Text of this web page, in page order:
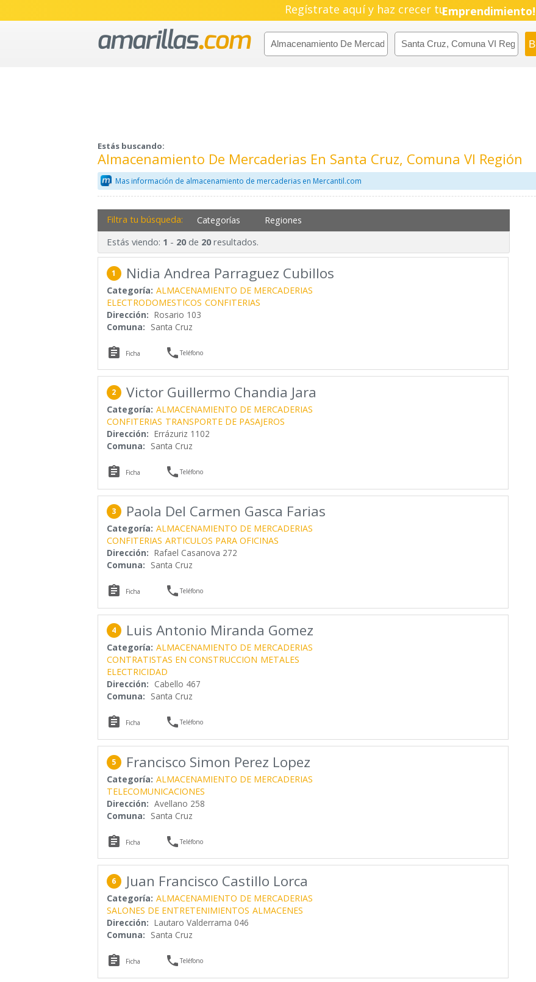
Regístrate aquí y haz crecer tuPyme!
Emprendimiento!
Estás buscando:
Almacenamiento De Mercaderias En Santa Cruz, Comuna VI Región
Mas información de almacenamiento de mercaderias en Mercantil.com
Filtra tu búsqueda: Categorías Regiones
Estás viendo: 1 - 20de 20resultados.
1 Nidia Andrea Parraguez Cubillos
Categoría: ALMACENAMIENTO DE MERCADERIAS
ELECTRODOMESTICOS CONFITERIAS
Dirección: Rosario 103
Comuna: Santa Cruz
 Ficha Teléfono
2 Victor Guillermo Chandia Jara
Categoría: ALMACENAMIENTO DE MERCADERIAS
CONFITERIAS TRANSPORTE DE PASAJEROS
Dirección: Errázuriz 1102
Comuna: Santa Cruz
 Ficha Teléfono
3 Paola Del Carmen Gasca Farias
Categoría: ALMACENAMIENTO DE MERCADERIAS
CONFITERIAS ARTICULOS PARA OFICINAS
Dirección: Rafael Casanova 272
Comuna: Santa Cruz
 Ficha Teléfono
4 Luis Antonio Miranda Gomez
Categoría: ALMACENAMIENTO DE MERCADERIAS
CONTRATISTAS EN CONSTRUCCION METALES
ELECTRICIDAD
Dirección: Cabello 467
Comuna: Santa Cruz
 Ficha Teléfono
5 Francisco Simon Perez Lopez
Categoría: ALMACENAMIENTO DE MERCADERIAS
TELECOMUNICACIONES
Dirección: Avellano 258
Comuna: Santa Cruz
 Ficha Teléfono
6 Juan Francisco Castillo Lorca
Categoría: ALMACENAMIENTO DE MERCADERIAS
SALONES DE ENTRETENIMIENTOS ALMACENES
Dirección: Lautaro Valderrama 046
Comuna: Santa Cruz
 Ficha Teléfono